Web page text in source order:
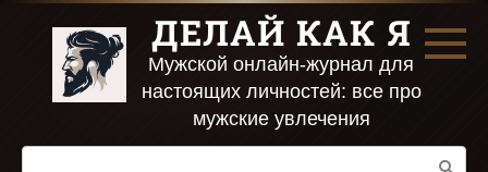
Перейти
контенту
ДЕЛАЙ КАК Я
Мужской онлайн-журнал для
настоящих личностей: все про
мужские увлечения
Поиск: